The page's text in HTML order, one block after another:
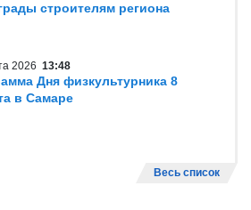
строителям региона
2026 13:48
Дня физкультурника 8
в Самаре
Весь список